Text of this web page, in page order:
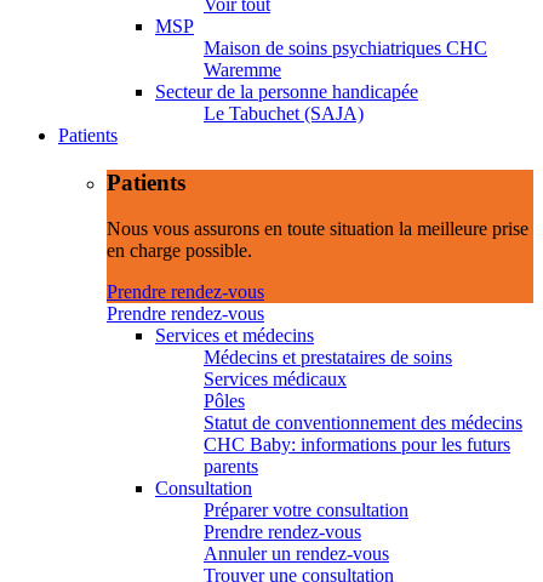
Voir tout
MSP
Maison de soins psychiatriques CHC
Waremme
Secteur de la personne handicapée
Le Tabuchet (SAJA)
Patients
Patients
Nous vous assurons en toute situation la meilleure prise
en charge possible.
Prendre rendez-vous
Prendre rendez-vous
Services et médecins
Médecins et prestataires de soins
Services médicaux
Pôles
Statut de conventionnement des médecins
CHC Baby: informations pour les futurs
parents
Consultation
Préparer votre consultation
Prendre rendez-vous
Annuler un rendez-vous
Trouver une consultation